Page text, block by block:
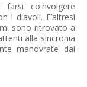
coinvolgere
i diavoli. E’altresì
sono ritrovato a
alla sincronia
manovrate dai